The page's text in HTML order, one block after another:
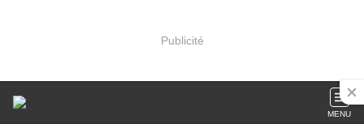
Publicité
MENU